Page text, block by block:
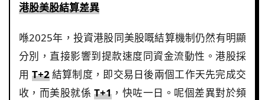
港股美股結算差異
喺2025年，投資港股同美股嘅結算機制仍然有明顯
分別，直接影響到提款速度同資金流動性。港股採
用 T+2結算制度，即交易日後兩個工作天先完成交
收，而美股就係 T+1，快咗一日。呢個差異對於頻